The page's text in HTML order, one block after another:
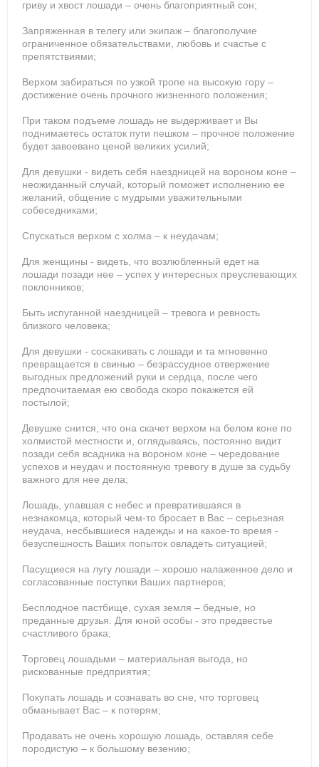
гриву и хвост лошади – очень благоприятный сон;
Запряженная в телегу или экипаж – благополучие
ограниченное обязательствами, любовь и счастье с
препятствиями;
Верхом забираться по узкой тропе на высокую гору –
достижение очень прочного жизненного положения;
При таком подъеме лошадь не выдерживает и Вы
поднимаетесь остаток пути пешком – прочное положение
будет завоевано ценой великих усилий;
Для девушки - видеть себя наездницей на вороном коне –
неожиданный случай, который поможет исполнению ее
желаний, общение с мудрыми уважительными
собеседниками;
Спускаться верхом с холма – к неудачам;
Для женщины - видеть, что возлюбленный едет на
лошади позади нее – успех у интересных преуспевающих
поклонников;
Быть испуганной наездницей – тревога и ревность
близкого человека;
Для девушки - соскакивать с лошади и та мгновенно
превращается в свинью – безрассудное отвержение
выгодных предложений руки и сердца, после чего
предпочитаемая ею свобода скоро покажется ей
постылой;
Девушке снится, что она скачет верхом на белом коне по
холмистой местности и, оглядываясь, постоянно видит
позади себя всадника на вороном коне – чередование
успехов и неудач и постоянную тревогу в душе за судьбу
важного для нее дела;
Лошадь, упавшая с небес и превратившаяся в
незнакомца, который чем-то бросает в Вас – серьезная
неудача, несбывшиеся надежды и на какое-то время -
безуспешность Ваших попыток овладеть ситуацией;
Пасущиеся на лугу лошади – хорошо налаженное дело и
согласованные поступки Ваших партнеров;
Бесплодное пастбище, сухая земля – бедные, но
преданные друзья. Для юной особы - это предвестье
счастливого брака;
Торговец лошадьми – материальная выгода, но
рискованные предприятия;
Покупать лошадь и сознавать во сне, что торговец
обманывает Вас – к потерям;
Продавать не очень хорошую лошадь, оставляя себе
породистую – к большому везению;